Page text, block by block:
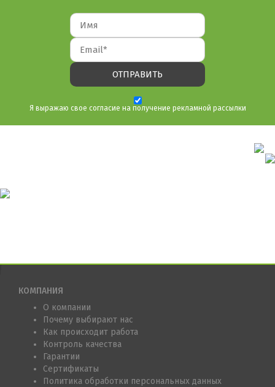
Я выражаю свое согласие на получение рекламной рассылки
КОМПАНИЯ
О компании
Почему выбирают нас
Как происходит работа
Контроль качества
Гарантии
Сертификаты
Политика обработки персональных данных